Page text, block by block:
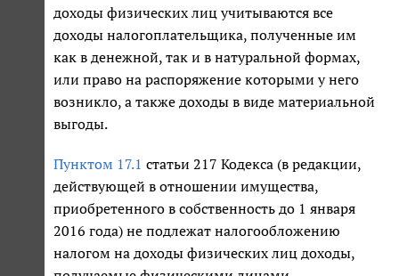
доходы физических лиц учитываются все
доходы налогоплательщика, полученные им
как в денежной, так и в натуральной формах,
или право на распоряжение которыми у него
возникло, а также доходы в виде материальной
выгоды.
Пунктом 17.1 статьи 217 Кодекса (в редакции,
действующей в отношении имущества,
приобретенного в собственность до 1 января
2016 года) не подлежат налогообложению
налогом на доходы физических лиц доходы,